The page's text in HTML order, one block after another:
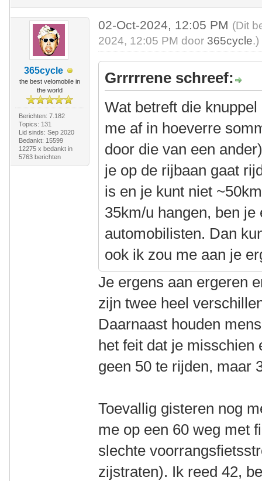
365cycle
the best velomobile in
the world
Berichten: 7.182
Topics: 131
Lid sinds: Sep 2020
Bedankt: 15599
12275 x bedankt in
5763 berichten
02-Oct-2024, 12:05 PM (Dit
2024, 12:05 PM door 365cycle.)
Grrrrrene schreef:
Wat betreft die
me af in hoeverre
door die van een
je op de rijbaan gaat
is en je kunt niet
35km/u hangen, ben
automobilisten. Dan
ook ik zou me aan je
Je ergens aan ergeren
zijn twee heel
Daarnaast houden
het feit dat je misschien
geen 50 te rijden, maar
Toevallig gisteren nog
me op een 60 weg met
slechte
zijstraten). Ik reed 42,